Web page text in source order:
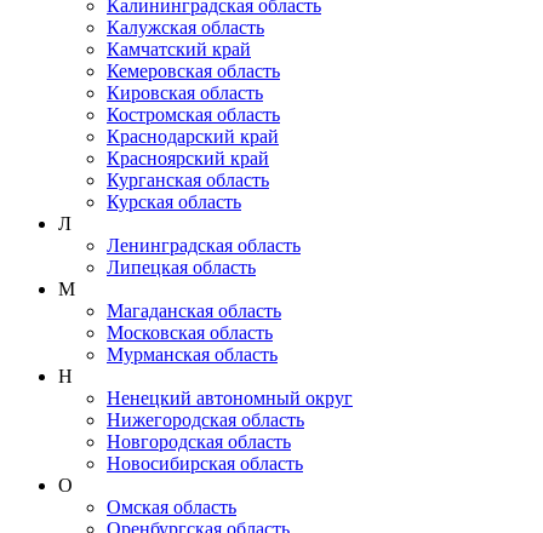
Калининградская область
Калужская область
Камчатский край
Кемеровская область
Кировская область
Костромская область
Краснодарский край
Красноярский край
Курганская область
Курская область
Л
Ленинградская область
Липецкая область
М
Магаданская область
Московская область
Мурманская область
Н
Ненецкий автономный округ
Нижегородская область
Новгородская область
Новосибирская область
О
Омская область